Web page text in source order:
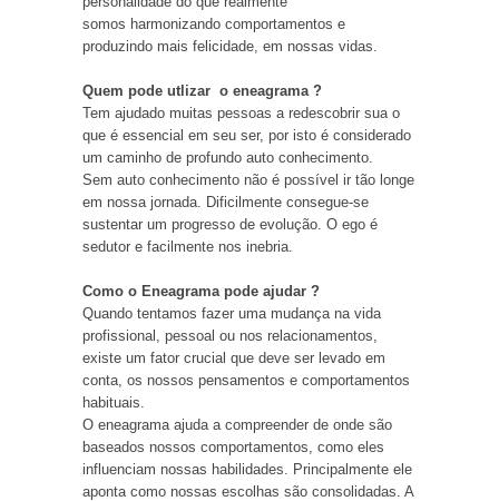
somos harmonizando comportamentos e
produzindo mais felicidade, em nossas vidas.
Quem pode utlizar o eneagrama?
Tem ajudado muitas pessoas a redescobrir sua o
que é essencial em seu ser, por isto é considerado
um caminho de profundo auto conhecimento.
Sem auto conhecimento não é possível ir tão longe
em nossa jornada. Dificilmente consegue-se
sustentar um progresso de evolução. O ego é
sedutor e facilmente nos inebria.
Como o Eneagrama pode ajudar ?
Quando tentamos fazer uma mudança na vida
profissional, pessoal ou nos relacionamentos,
existe um fator crucial que deve ser levado em
conta, os nossos pensamentos e comportamentos
habituais.
O eneagrama ajuda a compreender de onde são
baseados nossos comportamentos, como eles
influenciam nossas habilidades. Principalmente ele
aponta como nossas escolhas são consolidadas. A